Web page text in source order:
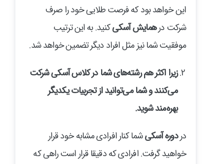
این خواهد بود که فرصت طلایی خود را صرف
شرکت درهمایش آسکیکنید. به این ترتیب
موفقیت شما نیز مثل افراد دیگر تضمین خواهد شد.
زیرا اکثر هم رشته‌های شما در کلاس آسکی شرکت
می‌کنند و شما می‌توانید از تجربیات یکدیگر
بهره‌مند شوید.
دردوره آسکیشما کنار افرادی مشابه خود قرار
خواهید گرفت. افرادی که دقیقا قرار است راهی که